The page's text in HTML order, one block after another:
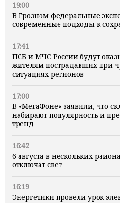
19:00
В Грозном федеральные
современные подходы к
17:41
ПСБ и МЧС России будут
жителям пострадавших при
ситуациях регионов
17:00
В «МегаФоне» заявили, что
набирают популярность и
тренд
16:42
6 августа в нескольких
отключат свет
16:19
Энергетики провели урок